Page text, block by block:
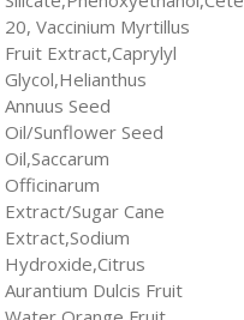
20, Vaccinium Myrtillus
Fruit Extract,Caprylyl
Glycol,Helianthus
Annuus Seed
Oil/Sunflower Seed
Oil,Saccarum
Officinarum
Extract/Sugar Cane
Extract,Sodium
Hydroxide,Citrus
Aurantium Dulcis Fruit